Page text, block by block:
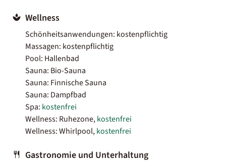
Wellness
Schönheitsanwendungen: kostenpflichtig
Massagen: kostenpflichtig
Pool: Hallenbad
Sauna: Bio-Sauna
Sauna: Finnische Sauna
Sauna: Dampfbad
Spa: kostenfrei
Wellness: Ruhezone,kostenfrei
Wellness: Whirlpool,kostenfrei
Gastronomie und Unterhaltung